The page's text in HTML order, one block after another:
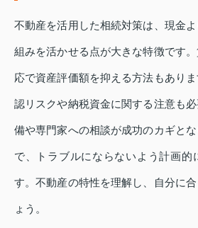
不動産を活用した相続対策は、現金
組みを活かせる点が大きな特徴です
応で資産評価額を抑える方法もあり
認リスクや納税資金に関する注意も
備や専門家への相談が成功のカギと
で、トラブルにならないよう計画的
す。不動産の特性を理解し、自分に
ょう。